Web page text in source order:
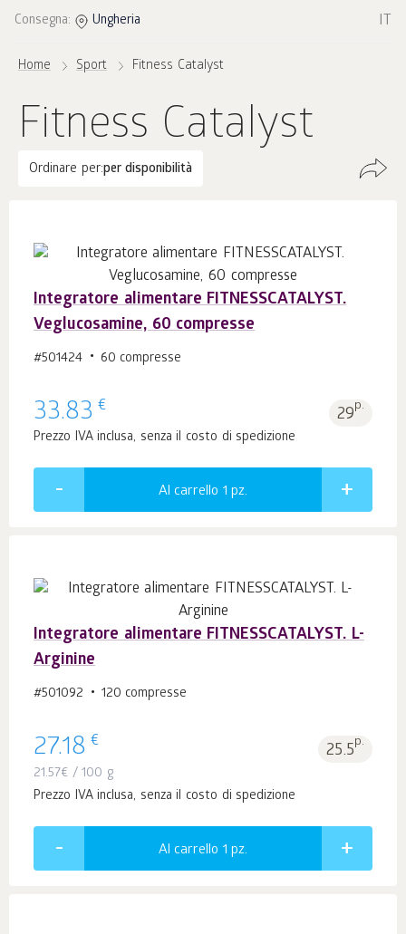
Consegna: Ungheria IT
Home Sport Fitness Catalyst
Fitness Catalyst
Ordinare per:per disponibilità
Integratore alimentare FITNESSCATALYST.
Veglucosamine, 60 compresse
#501424 60 compresse
33.83 € 29p.
Prezzo IVA inclusa, senza il costo di spedizione
Al carrello 1 pz.
Integratore alimentare FITNESSCATALYST. L-
Arginine
#501092 120 compresse
27.18 € 25.5p.
21.57€ / 100 g
Prezzo IVA inclusa, senza il costo di spedizione
Al carrello 1 pz.